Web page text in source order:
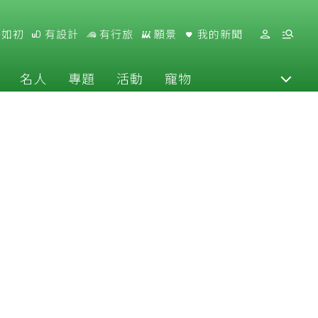
初 有設計 有行旅 願景 我的新聞
名人 專題 活動 寵物